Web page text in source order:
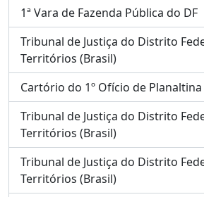
1ª Vara de Fazenda Pública do DF
, 35 resultados
Tribunal de Justiça do Distrito
Territórios (Brasil)
, 30 resultados
Cartório do 1º Ofício de Planaltina
, 28 resultados
Tribunal de Justiça do Distrito
Territórios (Brasil)
, 23 resultados
Tribunal de Justiça do Distrito
Territórios (Brasil)
, 22 resultados